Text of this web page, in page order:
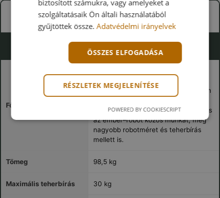
CR 30HT – Touch kiadás
Főbb jellemzők
betanítás A beépített ízületi
nyomatékszenzorok, a drag-to-teach
támogatják az egyszerű betanítást és
az ember–robot közös munkát, még
nagyobb robotméret és teherbírás
mellett is.
Tömeg 98,5 kg
Maximális teherbírás 30 kg
biztosított számukra, vagy amelyeket a
szolgáltatásaik Ön általi használatából
gyűjtöttek össze.Adatvédelmi irányelvek
ÖSSZES ELFOGADÁSA
RÉSZLETEK MEGJELENÍTÉSE
POWERED BY COOKIESCRIPT